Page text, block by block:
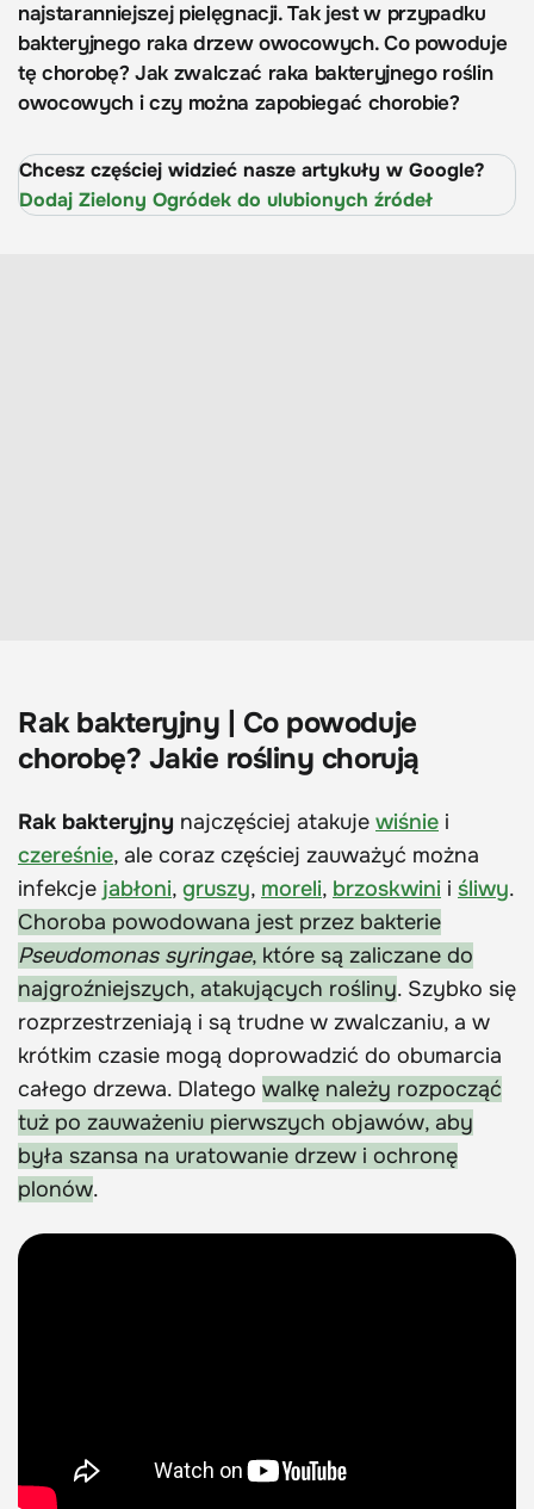
najstaranniejszej pielęgnacji. Tak jest w przypadku
bakteryjnego raka drzew owocowych. Co powoduje
tę chorobę? Jak zwalczać raka bakteryjnego roślin
owocowych i czy można zapobiegać chorobie?
Chcesz częściej widzieć nasze artykuły w Google?
Dodaj Zielony Ogródek do ulubionych źródeł
Rak bakteryjny | Co powoduje
chorobę? Jakie rośliny chorują
Rak bakteryjny najczęściej atakuje wiśnie i
czereśnie, ale coraz częściej zauważyć można
infekcje jabłoni, gruszy, moreli, brzoskwini i śliwy.
Choroba powodowana jest przez bakterie
Pseudomonas syringae, które są zaliczane do
najgroźniejszych, atakujących rośliny. Szybko się
rozprzestrzeniają i są trudne w zwalczaniu, a w
krótkim czasie mogą doprowadzić do obumarcia
całego drzewa. Dlatego walkę należy rozpocząć
tuż po zauważeniu pierwszych objawów, aby
była szansa na uratowanie drzew i ochronę
plonów.